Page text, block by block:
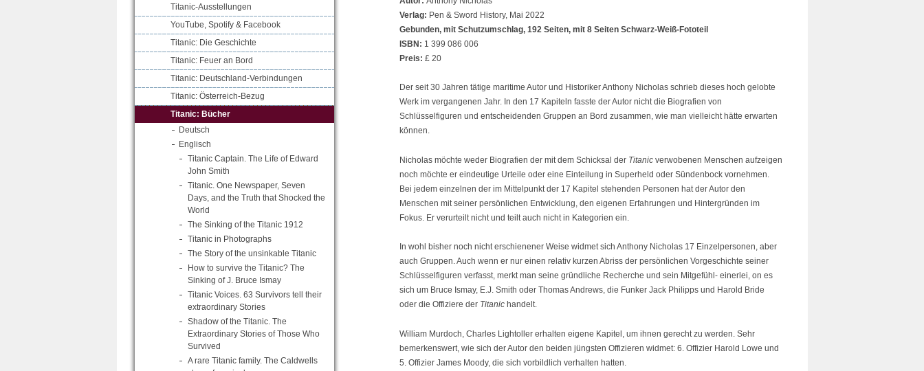
Titanic-Ausstellungen
YouTube, Spotify & Facebook
Titanic: Die Geschichte
Titanic: Feuer an Bord
Titanic: Deutschland-Verbindungen
Titanic: Österreich-Bezug
Titanic: Bücher
Deutsch
Englisch
Titanic Captain. The Life of Edward
John Smith
Titanic. One Newspaper, Seven
Days, and the Truth that Shocked the
World
The Sinking of the Titanic 1912
Titanic in Photographs
The Story of the unsinkable Titanic
How to survive the Titanic? The
Sinking of J. Bruce Ismay
Titanic Voices. 63 Survivors tell their
extraordinary Stories
Shadow of the Titanic. The
Extraordinary Stories of Those Who
Survived
A rare Titanic family. The Caldwells
Verlag: Pen & Sword History, Mai 2022
Gebunden, mit Schutzumschlag, 192 Seiten, mit 8 Seiten Schwarz-Weiß-Fototeil
ISBN: 1 399 086 006
Preis: £ 20
Der seit 30 Jahren tätige maritime Autor und Historiker Anthony Nicholas schrieb dieses hoch gelobte
Werk im vergangenen Jahr. In den 17 Kapiteln fasste der Autor nicht die Biografien von
Schlüsselfiguren und entscheidenden Gruppen an Bord zusammen, wie man vielleicht hätte erwarten
können.
Nicholas möchte weder Biografien der mit dem Schicksal der Titanic verwobenen Menschen aufzeigen
noch möchte er eindeutige Urteile oder eine Einteilung in Superheld oder Sündenbock vornehmen.
Bei jedem einzelnen der im Mittelpunkt der 17 Kapitel stehenden Personen hat der Autor den
Menschen mit seiner persönlichen Entwicklung, den eigenen Erfahrungen und Hintergründen im
Fokus. Er verurteilt nicht und teilt auch nicht in Kategorien ein.
In wohl bisher noch nicht erschienener Weise widmet sich Anthony Nicholas 17 Einzelpersonen, aber
auch Gruppen. Auch wenn er nur einen relativ kurzen Abriss der persönlichen Vorgeschichte seiner
Schlüsselfiguren verfasst, merkt man seine gründliche Recherche und sein Mitgefühl- einerlei, on es
sich um Bruce Ismay, E.J. Smith oder Thomas Andrews, die Funker Jack Philipps und Harold Bride
oder die Offiziere der Titanic handelt.
William Murdoch, Charles Lightoller erhalten eigene Kapitel, um ihnen gerecht zu werden. Sehr
bemerkenswert, wie sich der Autor den beiden jüngsten Offizieren widmet: 6. Offizier Harold Lowe und
5. Offizier James Moody, die sich vorbildlich verhalten hatten.